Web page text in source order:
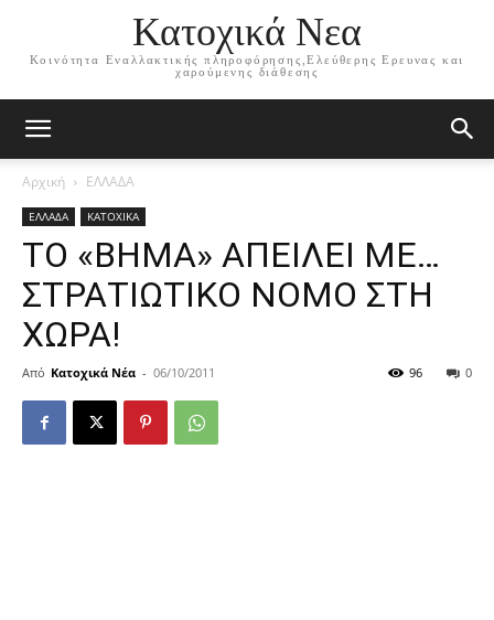
Κατοχικά Νεα
Κοινότητα Εναλλακτικής πληροφόρησης,Ελεύθερης Ερευνας και
χαρούμενης διάθεσης
Αρχική ΕΛΛΑΔΑ
ΕΛΛΑΔΑ ΚΑΤΟΧΙΚΑ
ΤΟ «ΒΗΜΑ» ΑΠΕΙΛΕΙ ΜΕ…
ΣΤΡΑΤΙΩΤΙΚΟ ΝΟΜΟ ΣΤΗ
ΧΩΡΑ!
Από Κατοχικά Νέα - 06/10/2011 0
96